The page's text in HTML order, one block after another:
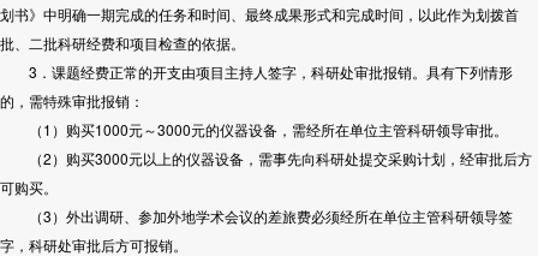
划书》中明确一期完成的任务和时间、最终成果形式和完成时间，以此作为划拨首
批、二批科研经费和项目检查的依据。
3．课题经费正常的开支由项目主持人签字，科研处审批报销。具有下列情形
的，需特殊审批报销：
（1）购买1000元～3000元的仪器设备，需经所在单位主管科研领导审批。
（2）购买3000元以上的仪器设备，需事先向科研处提交采购计划，经审批后方
可购买。
（3）外出调研、参加外地学术会议的差旅费必须经所在单位主管科研领导签
字，科研处审批后方可报销。